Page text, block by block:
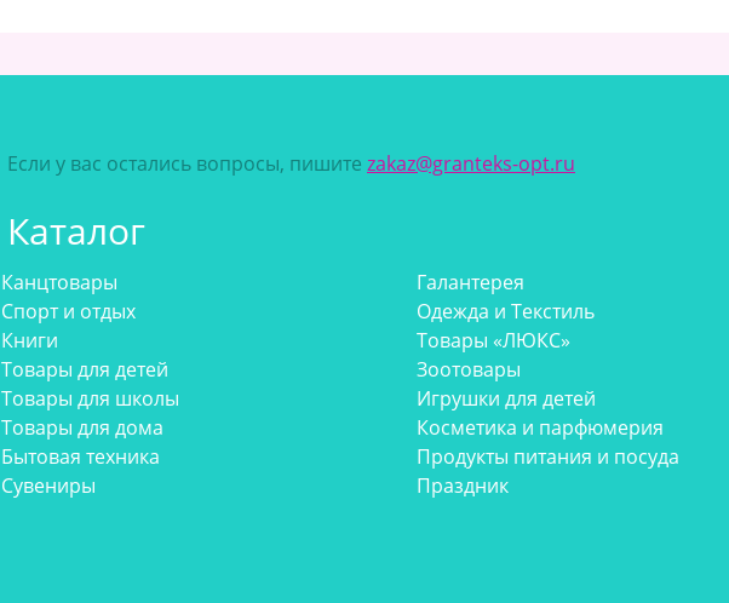
Если у вас остались вопросы, пишите zakaz@granteks-opt.ru
Каталог
Канцтовары
Спорт и отдых
Книги
Товары для детей
Товары для школы
Товары для дома
Бытовая техника
Сувениры
Галантерея
Одежда и Текстиль
Товары «ЛЮКС»
Зоотовары
Игрушки для детей
Косметика и парфюмерия
Продукты питания и посуда
Праздник